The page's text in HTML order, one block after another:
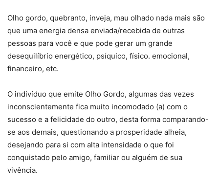
Olho gordo, quebranto, inveja, mau olhado nada mais são
que uma energia densa enviada/recebida de outras
pessoas para você e que pode gerar um grande
desequilíbrio energético, psíquico, físico. emocional,
financeiro, etc.
O indivíduo que emite Olho Gordo, algumas das vezes
inconscientemente fica muito incomodado (a) com o
sucesso e a felicidade do outro, desta forma comparando-
se aos demais, questionando a prosperidade alheia,
desejando para si com alta intensidade o que foi
conquistado pelo amigo, familiar ou alguém de sua
vivência.